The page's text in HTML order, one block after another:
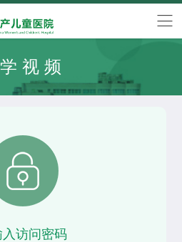
视频
访问密码